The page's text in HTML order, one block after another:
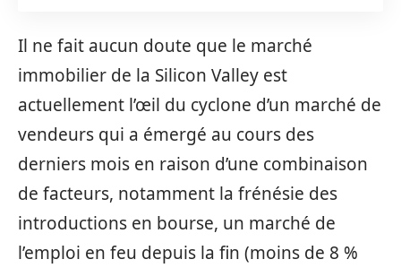
Il ne fait aucun doute que le marché
immobilier de la Silicon Valley est
actuellement l’œil du cyclone d’un marché de
vendeurs qui a émergé au cours des
derniers mois en raison d’une combinaison
de facteurs, notamment la frénésie des
introductions en bourse, un marché de
l’emploi en feu depuis la fin (moins de 8 %